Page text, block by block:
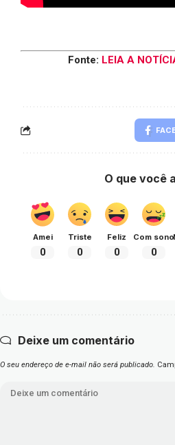
Fonte: LEIA A
O que você
Amei
0
Triste
0
Feliz
0
Com sono
0
Deixe um comentário
O seu endereço de e-mail não será publicado.